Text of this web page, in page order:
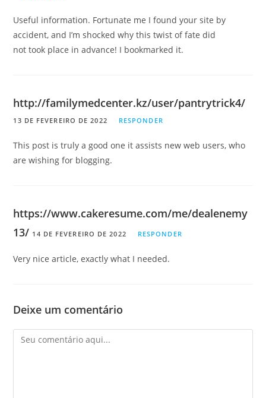
Useful information. Fortunate me I found your site by
accident, and I’m shocked why this twist of fate did
not took place in advance! I bookmarked it.
http://familymedcenter.kz/user/pantrytrick4/
13 DE FEVEREIRO DE 2022 RESPONDER
This post is truly a good one it assists new web users, who
are wishing for blogging.
https://www.cakeresume.com/me/dealenemy
13/ 14 DE FEVEREIRO DE 2022 RESPONDER
Very nice article, exactly what I needed.
Deixe um comentário